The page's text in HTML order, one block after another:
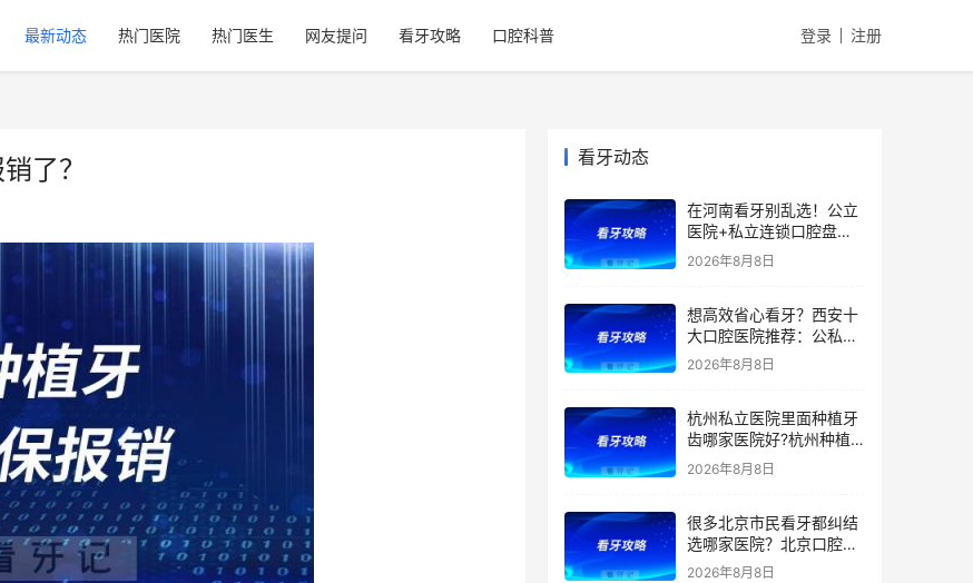
最新动态 热门医院 热门医生 网友提问 看牙攻略 口腔科普 登录 注册
了？ 看牙动态
在河南看牙别乱选！公立
医院+私立连锁口腔盘
点，医院优势、擅长项目
一文全讲清！种植牙、矫
避坑收好！附价格表
2026年8月8日
想高效省心看牙？西安十
大口腔医院推荐：公私立
综合实力测评，精准匹配
齿项目价格参考
2026年8月8日
杭州私立医院里面种植牙
齿哪家医院好?杭州种植
牙齿多少钱一颗?杭州种
植牙哪个医生好?
2026年8月8日
很多北京市民看牙都纠结
选哪家医院？北京口腔医
院前五排名出炉！看牙首
2026年8月8日